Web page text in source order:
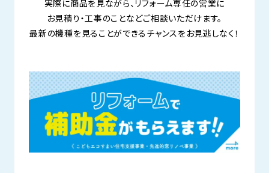
実際に商品を見ながら、リフォーム専任の営業に
お見積り・工事のことなどご相談いただけます。
最新の機種を見ることができるチャンスをお見逃しなく！